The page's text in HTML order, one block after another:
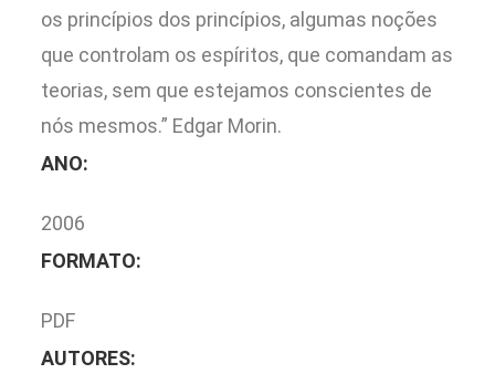
os princípios dos princípios, algumas noções
que controlam os espíritos, que comandam as
teorias, sem que estejamos conscientes de
nós mesmos.” Edgar Morin.
ANO:
2006
FORMATO:
PDF
AUTORES: